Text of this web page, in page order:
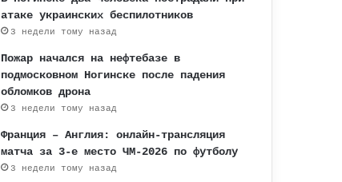
атаке украинских беспилотников
3 недели тому назад
Пожар начался на нефтебазе в
подмосковном Ногинске после падения
обломков дрона
3 недели тому назад
Франция – Англия: онлайн-трансляция
матча за 3-е место ЧМ-2026 по футболу
3 недели тому назад